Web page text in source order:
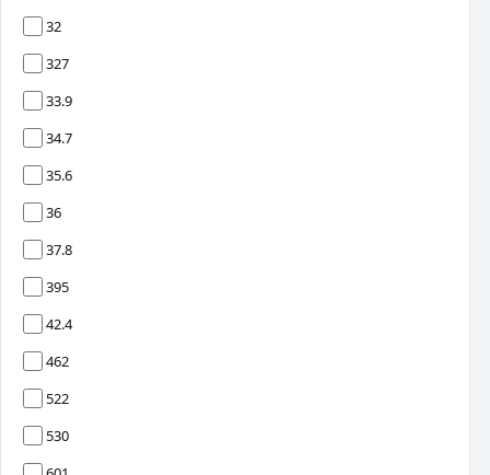
32
327
33.9
34.7
35.6
36
37.8
395
42.4
462
522
530